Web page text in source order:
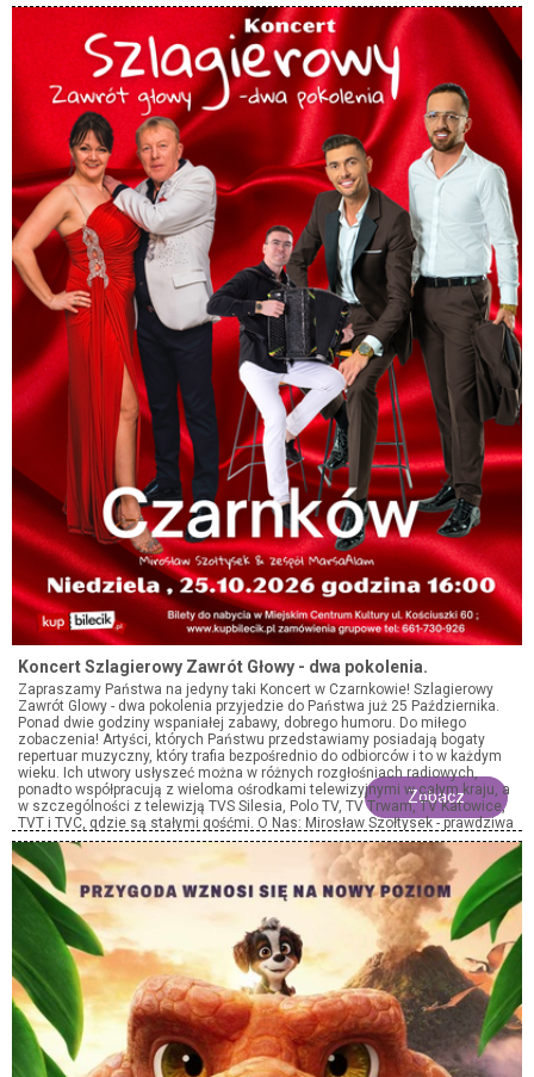
Koncert Szlagierowy Zawrót Głowy - dwa pokolenia.
Zapraszamy Państwa na jedyny taki Koncert w Czarnkowie! Szlagierowy
Zawrót Glowy - dwa pokolenia przyjedzie do Państwa już 25 Października.
Ponad dwie godziny wspaniałej zabawy, dobrego humoru. Do miłego
zobaczenia! Artyści, których Państwu przedstawiamy posiadają bogaty
repertuar muzyczny, który trafia bezpośrednio do odbiorców i to w każdym
wieku. Ich utwory usłyszeć można w różnych rozgłośniach radiowych,
ponadto współpracują z wieloma ośrodkami telewizyjnymi w całym kraju, a
w szczególności z telewizją TVS Silesia, Polo TV, TV Trwam, TV Katowice,
TVT i TVC, gdzie są stałymi gośćmi. O Nas: Mirosław Szołtysek - prawdziwa
legenda śląskich szlagierów. Urodzony w Wielkich Hajdukach, czyli
Chorzowie Batorym, Ślązak z krwi i kości, pochodzący z tradycyjnej śląskiej
Rodziny, Laureat nagród Hanysy, Śląska Perła Telewizji TVS, a także
osobowość Roku Miasta Chorzów. Uczestnik Letniej Trasy Dwójki TVP, gdzie
zaprezentował się milionom widzów przed telewizorami jako prawdziwa
"Śląska Perła". Wokalista i tekściarz. Na scenie występuje z żoną Bożeną.
MarsaAlam - Profesjonalny duet dwóch młodych i energicznych muzyków,
wyróżniających się klasą oraz oryginalnością. W roku 2025 wydali swoją
trzecią autorską płytę. Na rynku muzycznym od 7 lat. Ostatnia nowość
zespołu, piosenka "Mój magiczny świat" przyniosła ich spory sukces. Utwór
w szybkim tempie podbija stacje radiowe i telewizyjne. Wszystkie utwory
melodyjne i szybko wpadające w ucho. Mają na swoim koncie wiele
koncertów. Teledyski Mirosława Szołtyska jak i zespołu MarsaAlam
dostępne na YouTube, profil Szlagiery.TV.
Zobacz